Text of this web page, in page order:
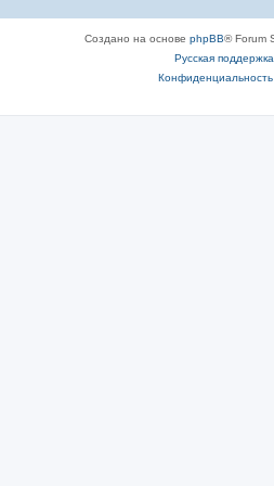
Создано на основе phpBB® Forum
Русская
Конфиденциальность